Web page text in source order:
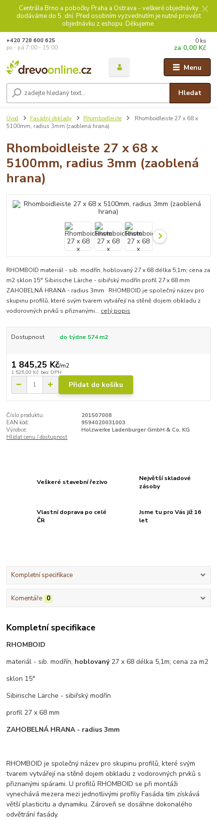
Centrála Brno a pobočky Praha a Ostrava - veškeré objednávky
dodáváme do 5. dní. Před osobním vyzvednutím je nutné provést
objednávku z eshopu. Děkujeme.
Menu
Hledat
+420 728 600 625
po - pá 7:00 - 15:00
0 ks
za 0,00 Kč
Úvod Fasádní obklady Rhomboidleiste
Rhomboidleiste 27 x 68 x
5100mm, radius 3mm (zaoblená hrana)
Rhomboidleiste 27 x 68 x
5100mm, radius 3mm (zaoblená
hrana)
RHOMBOID materiál - sib. modřín, hoblovaný 27 x 68 délka 5,1m; cena za
m2 sklon 15° Sibirische Lärche - sibiřský modřín profil 27 x 68 mm
ZAHOBELNÁ HRANA - radius 3mm RHOMBOID je společný název pro
skupinu profilů, které svým tvarem vytvářejí na stěně dojem obkladu z
vodorovných prvků s přiznanými... celý popis
Dostupnost do týdne 574 m2
1 845,25 Kč/m2
1 525,00 Kč bez DPH
Přidat do košíku
Číslo produktu:
201507008
EAN kód:
9594020031003
Výrobce:
Holzwerke Ladenburger GmbH & Co. KG
Hlídat cenu / dostupnost
Veškeré stavební řezivo
Největší skladové
zásoby
Vlastní doprava po celé
ČR
Jsme tu pro Vás již 16
let
Kompletní specifikace
Komentáře 0
Kompletní specifikace
RHOMBOID
materiál - sib. modřín, hoblovaný27 x 68 délka 5,1m; cena za m2
sklon 15°
Sibirische Lärche - sibiřský modřín
profil 27 x 68 mm
ZAHOBELNÁ HRANA - radius 3mm
RHOMBOID je společný název pro skupinu profilů, které svým
tvarem vytvářejí na stěně dojem obkladu z vodorovných prvků s
přiznanými spárami. U profilů RHOMBOID se při montáži
vynechává mezera mezi jednotlivými profily Fasáda tím získává
větší plasticitu a dynamiku. Zároveň se dosáhne dokonalého
odvětrání fasády.